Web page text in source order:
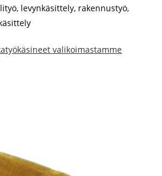
levynkäsittely, rakennustyö,
valikoimastamme